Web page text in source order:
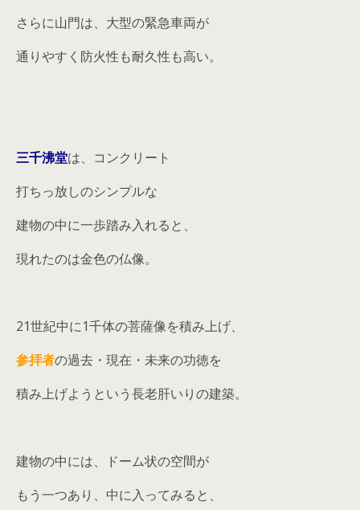
さらに山門は、大型の緊急車両が
通りやすく防火性も耐久性も高い。
三千沸堂は、コンクリート
打ちっ放しのシンプルな
建物の中に一歩踏み入れると、
現れたのは金色の仏像。
21世紀中に1千体の菩薩像を積み上げ、
参拝者の過去・現在・未来の功徳を
積み上げようという長老肝いりの建築。
建物の中には、ドーム状の空間が
もう一つあり、中に入ってみると、